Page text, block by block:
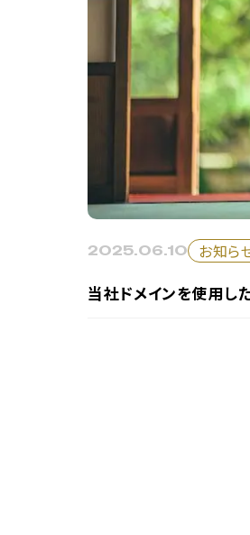
2025.06.10 お知ら
当社ドメインを使用し